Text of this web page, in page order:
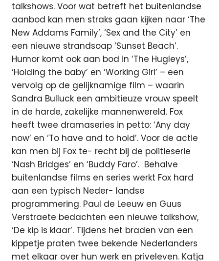
talkshows. Voor wat betreft het buitenlandse
aanbod kan men straks gaan kijken naar ‘The
New Addams Family’, ‘Sex and the City’ en
een nieuwe strandsoap ‘Sunset Beach’.
Humor komt ook aan bod in ‘The Hugleys’,
‘Holding the baby’ en ‘Working Girl’ – een
vervolg op de gelijknamige film – waarin
Sandra Bulluck een ambitieuze vrouw speelt
in de harde, zakelijke mannenwereld. Fox
heeft twee dramaseries in petto: ‘Any day
now’ en ‘To have and to hold’. Voor de actie
kan men bij Fox te- recht bij de politieserie
‘Nash Bridges’ en ‘Buddy Faro’. Behalve
buitenlandse films en series werkt Fox hard
aan een typisch Neder- landse
programmering. Paul de Leeuw en Guus
Verstraete bedachten een nieuwe talkshow,
‘De kip is klaar’. Tijdens het braden van een
kippetje praten twee bekende Nederlanders
met elkaar over hun werk en priveleven. Katja